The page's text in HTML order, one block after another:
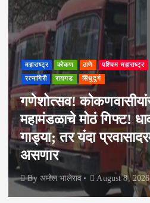
महाराष्ट्र कोकण ठाणे पश्चिम महाराष्ट्र
रत्नागिरी रायगड सिंधुदुर्ग
गणेशोत्सव!
महामंडळाचे मोठं गिफ्ट!
गाड्या; तर यंदा
असणार
By अमोल भालेराव August 8, 2026